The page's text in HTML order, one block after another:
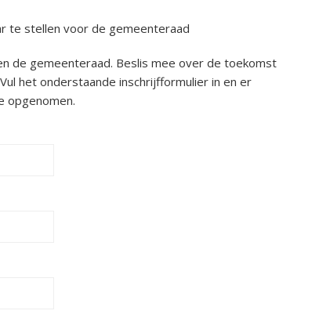
te stellen voor de gemeenteraad
de gemeenteraad. Beslis mee over de toekomst
het onderstaande inschrijfformulier in en er
opgenomen.